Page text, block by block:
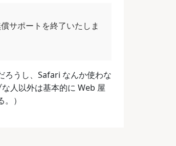
サポートを終了いたしま
ろうし、Safari なんか使わな
人以外は基本的に Web 屋
）